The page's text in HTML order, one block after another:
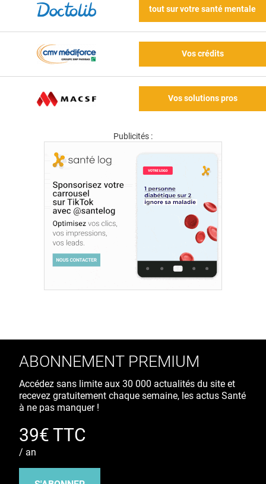
tout sur votre santé mentale
Vos crédits
Vos solutions pros
Publicités :
ABONNEMENT PREMIUM
Accédez sans limite aux 30 000 actualités du site et
recevez gratuitement chaque semaine, les actus Santé
à ne pas manquer !
39€ TTC
/ an